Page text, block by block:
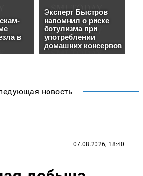
новость
07.08.2026, 18:40